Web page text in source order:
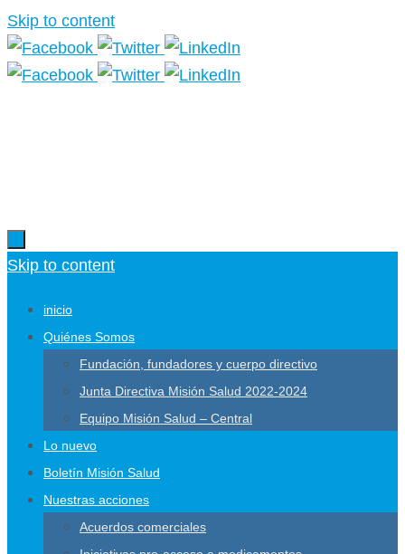
Skip to content
Skip to content
inicio
Quiénes Somos
Fundación, fundadores y cuerpo directivo
Junta Directiva Misión Salud 2022-2024
Equipo Misión Salud – Central
Lo nuevo
Boletín Misión Salud
Nuestras acciones
Acuerdos comerciales
Más información.